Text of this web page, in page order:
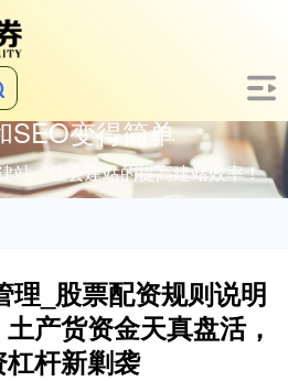
SEO变得简单
站，让会建站的提高建站效率！
理_股票配资规则说明
产货资金天真盘活，
杠杆新剿袭